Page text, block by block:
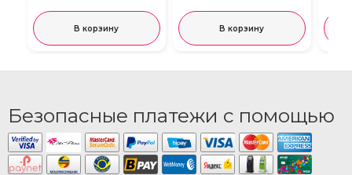
В корзину В корзину
Безопасные платежи с помощью